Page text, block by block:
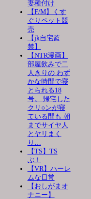
妻種付け
【F/M】くす
ぐりペット競
売
【jk自宅監
禁】
【NTR漫画】
部屋飲みで二
人きりの わず
かな時間で寝
とられる18
号。 帰宅した
クリ○ンが寝
ている間も 朝
までサイヤ人
とヤリまく
り…
【TS】TS
ぶ！
【VR】ハーレ
ムな日常
【おしがまオ
ナニー】